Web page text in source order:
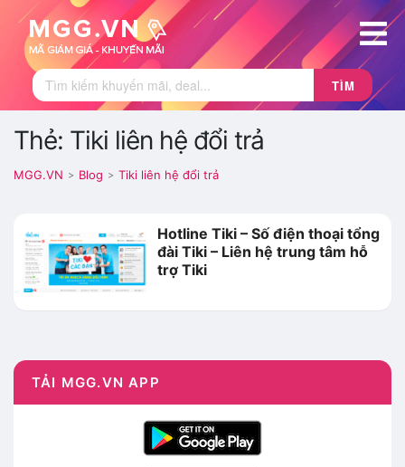
TÌM
Thẻ: Tiki liên hệ đổi trả
MGG.VN > Blog > Tiki liên hệ đổi trả
Hotline Tiki – Số điện thoại tổng
đài Tiki – Liên hệ trung tâm hỗ
trợ Tiki
TẢI MGG.VN APP